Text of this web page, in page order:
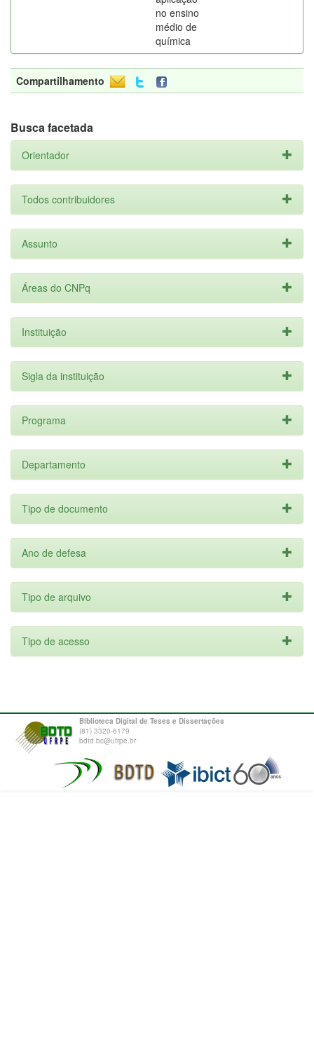
no ensino
médio de
química
Compartilhamento
Busca facetada
Orientador
Todos contribuidores
Assunto
Áreas do CNPq
Instituição
Sigla da instituição
Programa
Departamento
Tipo de documento
Ano de defesa
Tipo de arquivo
Tipo de acesso
Biblioteca Digital de Teses e Dissertações
(81) 3320-6179
bdtd.bc@ufrpe.br